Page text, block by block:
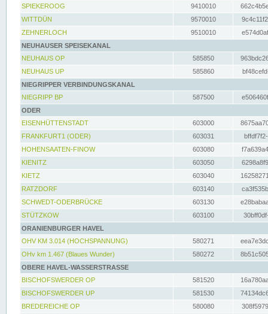
SPIEKEROOG
9410010
WITTDÜN
9570010
ZEHNERLOCH
9510010
NEUHAUSER SPEISEKANAL
NEUHAUS OP
585850
NEUHAUS UP
585860
NIEGRIPPER VERBINDUNGSKANAL
NIEGRIPP BP
587500
ODER
EISENHÜTTENSTADT
603000
FRANKFURT1 (ODER)
603031
HOHENSAATEN-FINOW
603080
KIENITZ
603050
KIETZ
603040
RATZDORF
603140
SCHWEDT-ODERBRÜCKE
603130
STÜTZKOW
603100
ORANIENBURGER HAVEL
OHV KM 3.014 (HOCHSPANNUNG)
580271
OHv km 1.467 (Blaues Wunder)
580272
OBERE HAVEL-WASSERSTRASSE
BISCHOFSWERDER OP
581520
BISCHOFSWERDER UP
581530
BREDEREICHE OP
580080